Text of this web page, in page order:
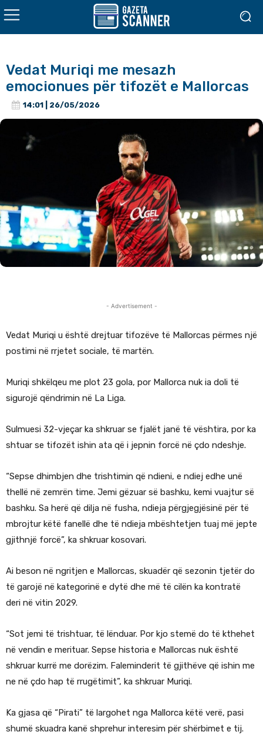
Vedat Muriqi me mesazh
emocionues për tifozët e Mallorcas
14:01 | 26/05/2026
- Advertisement -
Vedat Muriqi u është drejtuar tifozëve të Mallorcas përmes një
postimi në rrjetet sociale, të martën.
Muriqi shkëlqeu me plot 23 gola, por Mallorca nuk ia doli të
sigurojë qëndrimin në La Liga.
Sulmuesi 32-vjeçar ka shkruar se fjalët janë të vështira, por ka
shtuar se tifozët ishin ata që i jepnin forcë në çdo ndeshje.
“Sepse dhimbjen dhe trishtimin që ndieni, e ndiej edhe unë
thellë në zemrën time. Jemi gëzuar së bashku, kemi vuajtur së
bashku. Sa herë që dilja në fusha, ndieja përgjegjësinë për të
mbrojtur këtë fanellë dhe të ndieja mbështetjen tuaj më jepte
gjithnjë forcë”, ka shkruar kosovari.
Ai beson në ngritjen e Mallorcas, skuadër që sezonin tjetër do
të garojë në kategorinë e dytë dhe më të cilën ka kontratë
deri në vitin 2029.
“Sot jemi të trishtuar, të lënduar. Por kjo stemë do të kthehet
në vendin e merituar. Sepse historia e Mallorcas nuk është
shkruar kurrë me dorëzim. Faleminderit të gjithëve që ishin me
ne në çdo hap të rrugëtimit”, ka shkruar Muriqi.
Ka gjasa që “Pirati” të largohet nga Mallorca këtë verë, pasi
shumë skuadra kanë shprehur interesim për shërbimet e tij.